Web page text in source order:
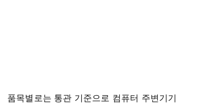
품목별로는 통관 기준으로 컴퓨터 주변기기